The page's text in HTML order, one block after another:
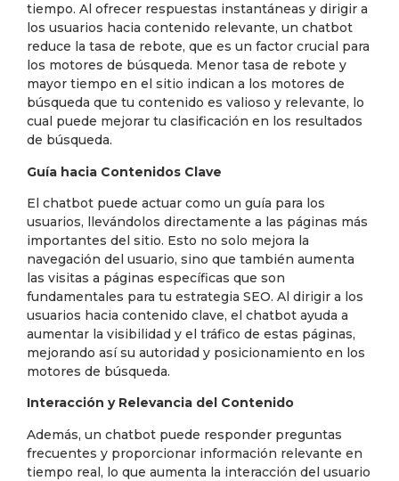
tiempo. Al ofrecer respuestas instantáneas y dirigir a
los usuarios hacia contenido relevante, un chatbot
reduce la tasa de rebote, que es un factor crucial para
los motores de búsqueda. Menor tasa de rebote y
mayor tiempo en el sitio indican a los motores de
búsqueda que tu contenido es valioso y relevante, lo
cual puede mejorar tu clasificación en los resultados
de búsqueda.
Guía hacia Contenidos Clave
El chatbot puede actuar como un guía para los
usuarios, llevándolos directamente a las páginas más
importantes del sitio. Esto no solo mejora la
navegación del usuario, sino que también aumenta
las visitas a páginas específicas que son
fundamentales para tu estrategia SEO. Al dirigir a los
usuarios hacia contenido clave, el chatbot ayuda a
aumentar la visibilidad y el tráfico de estas páginas,
mejorando así su autoridad y posicionamiento en los
motores de búsqueda.
Interacción y Relevancia del Contenido
Además, un chatbot puede responder preguntas
frecuentes y proporcionar información relevante en
tiempo real, lo que aumenta la interacción del usuario